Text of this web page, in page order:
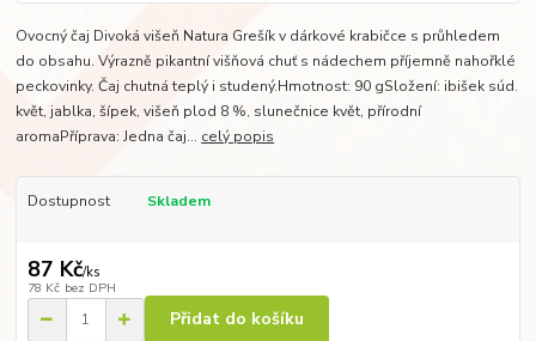
Ovocný čaj Divoká višeň Natura Grešík v dárkové krabičce s průhledem
do obsahu. Výrazně pikantní višňová chuť s nádechem příjemně nahořklé
peckovinky. Čaj chutná teplý i studený.Hmotnost: 90 gSložení: ibišek súd.
květ, jablka, šípek, višeň plod 8 %, slunečnice květ, přírodní
aromaPříprava: Jedna čaj... celý popis
Dostupnost Skladem
87 Kč/ks
78 Kč bez DPH
Přidat do košíku